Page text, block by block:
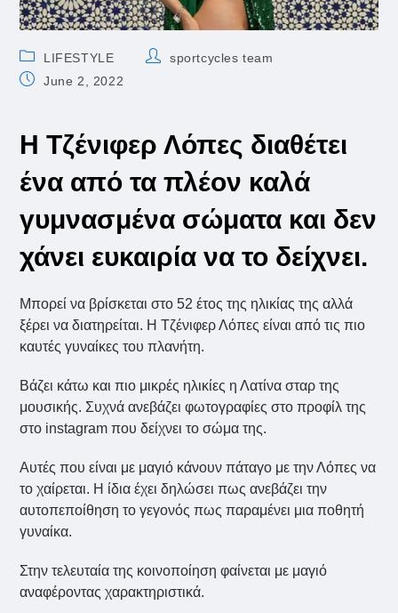
Post
category:
LIFESTYLE
Postsportcycles team
PostJune 2, 2022
Η Τζένιφερ Λόπες διαθέτει
ένα από τα πλέον καλά
γυμνασμένα σώματα και δεν
χάνει ευκαιρία να το δείχνει.
Μπορεί να βρίσκεται στο 52 έτος της ηλικίας της αλλά
ξέρει να διατηρείται. Η Τζένιφερ Λόπες είναι από τις πιο
καυτές γυναίκες του πλανήτη.
Βάζει κάτω και πιο μικρές ηλικίες η Λατίνα σταρ της
μουσικής. Συχνά ανεβάζει φωτογραφίες στο προφίλ της
στο instagram που δείχνει το σώμα της.
Αυτές που είναι με μαγιό κάνουν πάταγο με την Λόπες να
το χαίρεται. Η ίδια έχει δηλώσει πως ανεβάζει την
αυτοπεποίθηση το γεγονός πως παραμένει μια ποθητή
γυναίκα.
Στην τελευταία της κοινοποίηση φαίνεται με μαγιό
αναφέροντας χαρακτηριστικά.